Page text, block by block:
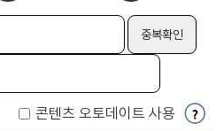
콘텐츠 오토데이트 사용